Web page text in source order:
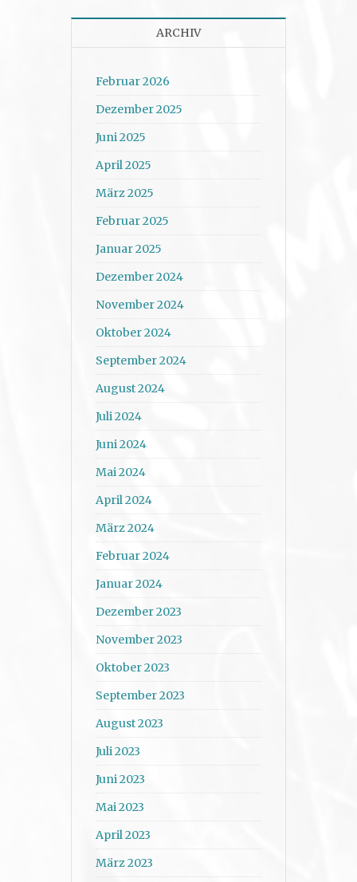
ARCHIV
Februar 2026
Dezember 2025
Juni 2025
April 2025
März 2025
Februar 2025
Januar 2025
Dezember 2024
November 2024
Oktober 2024
September 2024
August 2024
Juli 2024
Juni 2024
Mai 2024
April 2024
März 2024
Februar 2024
Januar 2024
Dezember 2023
November 2023
Oktober 2023
September 2023
August 2023
Juli 2023
Juni 2023
Mai 2023
April 2023
März 2023